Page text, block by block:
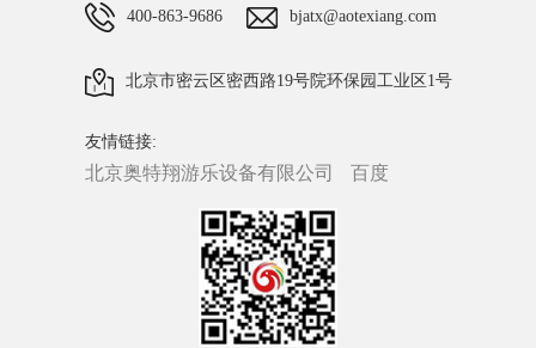
400-863-9686 bjatx@aotexiang.com
北京市密云区密西路19号院环保园工业区1号
友情链接:
北京奥特翔游乐设备有限公司 百度